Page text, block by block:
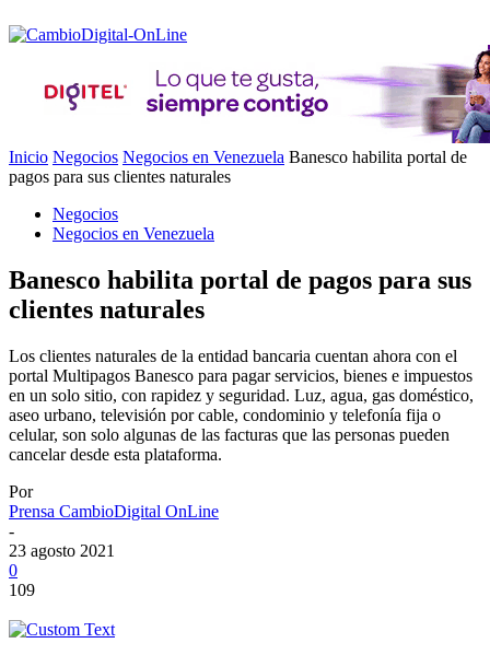
Inicio Negocios Negocios en Venezuela Banesco habilita portal de
pagos para sus clientes naturales
Negocios
Negocios en Venezuela
Banesco habilita portal de pagos para sus
clientes naturales
Los clientes naturales de la entidad bancaria cuentan ahora con el
portal Multipagos Banesco para pagar servicios, bienes e impuestos
en un solo sitio, con rapidez y seguridad. Luz, agua, gas doméstico,
aseo urbano, televisión por cable, condominio y telefonía fija o
celular, son solo algunas de las facturas que las personas pueden
cancelar desde esta plataforma.
Por
Prensa CambioDigital OnLine
-
23 agosto 2021
0
109